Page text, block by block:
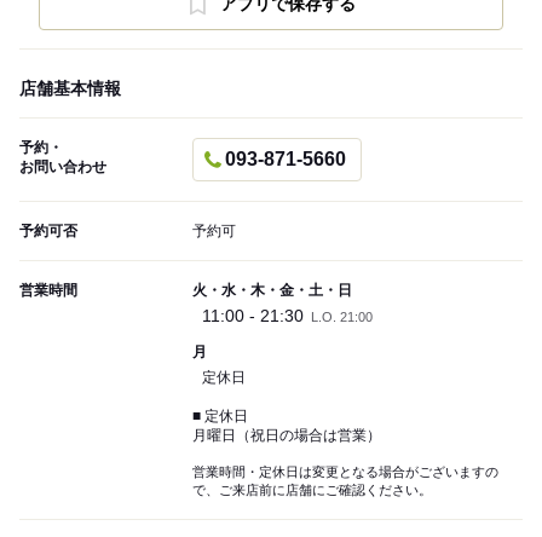
アプリで保存する
店舗基本情報
予約・
お問い合わせ
093-871-5660
予約可否 予約可
営業時間 火・水・木・金・土・日
11:00 - 21:30 L.O. 21:00
月
定休日
■ 定休日
月曜日（祝日の場合は営業）
営業時間・定休日は変更となる場合がございますの
で、ご来店前に店舗にご確認ください。